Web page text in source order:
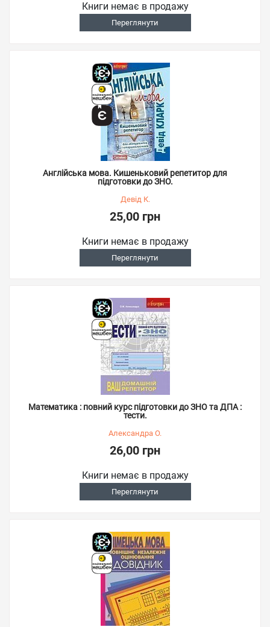
Книги немає в продажу
Переглянути
Англійська мова. Кишеньковий репетитор для
підготовки до ЗНО.
Девід К.
25,00 грн
Книги немає в продажу
Переглянути
Математика : повний курс підготовки до ЗНО та ДПА :
тести.
Александра О.
26,00 грн
Книги немає в продажу
Переглянути